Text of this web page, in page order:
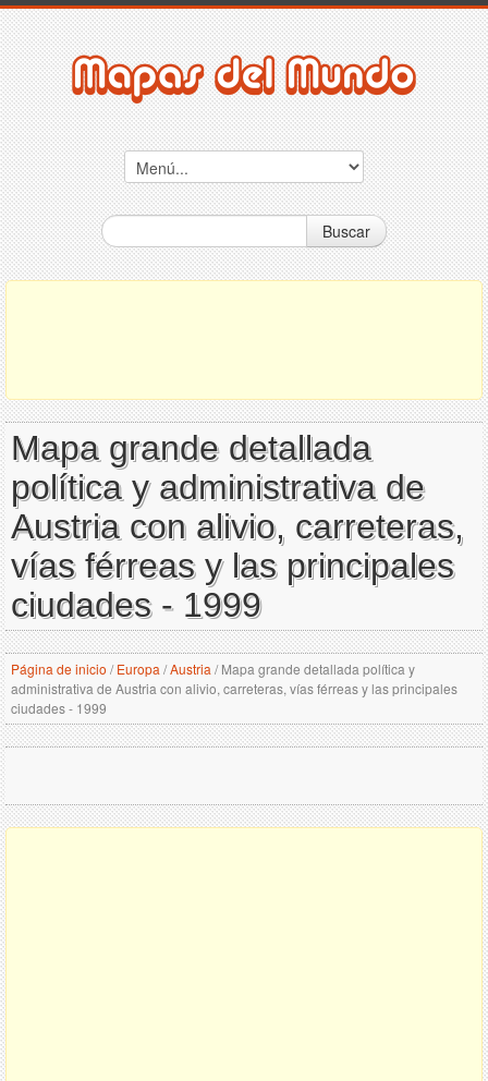
Buscar
Mapa grande detallada
política y administrativa de
Austria con alivio, carreteras,
vías férreas y las principales
ciudades - 1999
Página de inicio / Europa /Austria /Mapa grande detallada política y
administrativa de Austria con alivio, carreteras, vías férreas y las principales
ciudades - 1999